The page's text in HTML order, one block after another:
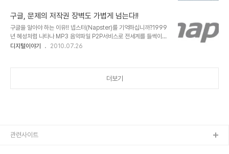
New Kids on..
디라는 프로그램이 눈길을 끕니다. 이는 구글에 관한 글에서도 말씀드
렸던 것처럼 유튜브 자체에서 모두 가능한 기능이긴 합니다만, 번거롭
게 생각될 수 있다는 점에서 파일코디라는 프로그램은 보다 쉽고 간편
하게 유튜브를 활용하고 MP3로도 다운 받을 수 있는 좋은 프로그램
이라는 생각이 들었습니다. -이미 접하신 분들도 많으시겠지만... - ▲
구글, 문제의 저작권 장벽도 가볍게 넘는다!!
구글을 알아야 하는 이유!! 넵스터(Napster)를 기억하십니까?1999
년 혜성처럼 나타나 MP3 음악파일 P2P서비스로 전세계를 들썩이게
했던 주인공...그러나 음원과 관련한 무르익지 못한 기존의 저작권과
작권 침해 협의로 소송을 제기하였기 때문이며, 이를 타개하기 위해 유
디지털이야기 2010.07.26
더보기
관련사이트